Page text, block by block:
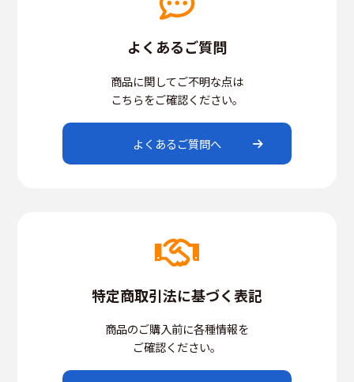
よくあるご質問
商品に関してご不明な点は
こちらをご確認ください。
よくあるご質問へ
特定商取引法に基づく表記
商品のご購入前に各種情報を
ご確認ください。